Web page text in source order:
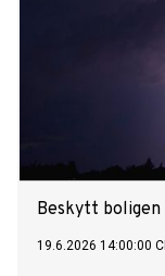
Beskytt boligen
19.6.2026 14:00:00